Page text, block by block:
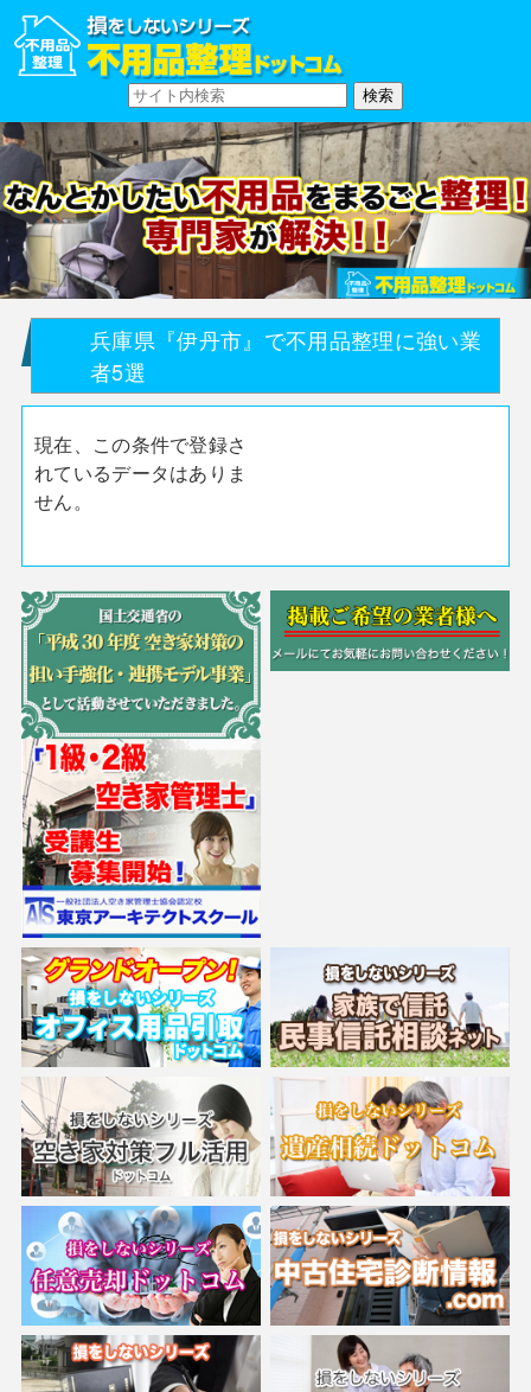
兵庫県『伊丹市』で不用品整理に強い業
者5選
現在、この条件で登録さ
れているデータはありま
せん。